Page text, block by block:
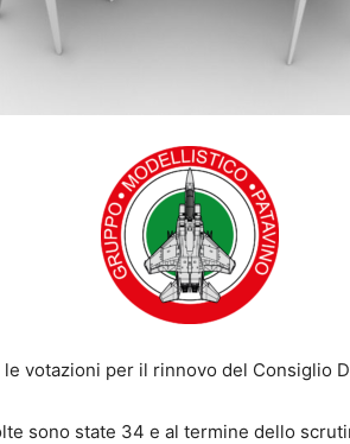
le votazioni per il rinnovo del Consiglio
sono state 34 e al termine dello